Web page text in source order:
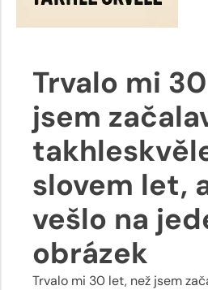
Trvalo mi
jsem
slovem let,
vešlo na
obrázek
Trvalo mi 30 let, než jsem